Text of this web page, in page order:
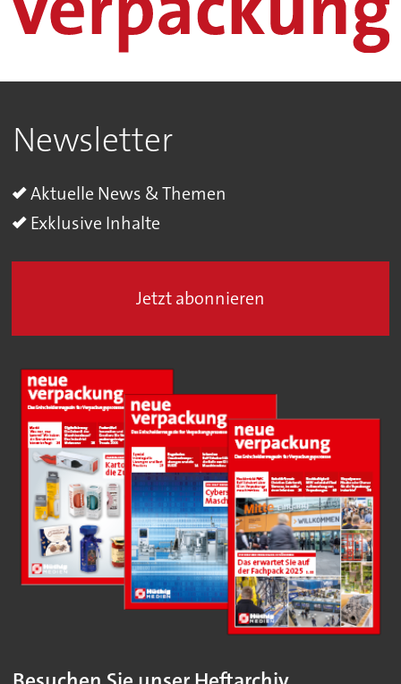
Newsletter
Aktuelle News & Themen
Exklusive Inhalte
Jetzt abonnieren